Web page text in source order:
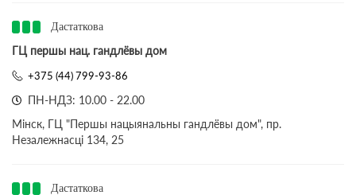
Дастаткова
ГЦ першы нац. гандлёвы дом
+375 (44) 799-93-86
ПН-НДЗ: 10.00 - 22.00
Мінск, ГЦ "Першы нацыянальны гандлёвы дом", пр.
Незалежнасці 134, 25
Дастаткова